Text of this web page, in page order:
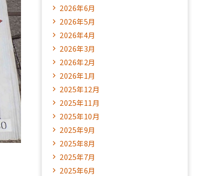
2026年6月
2026年5月
2026年4月
2026年3月
2026年2月
2026年1月
2025年12月
2025年11月
2025年10月
2025年9月
2025年8月
2025年7月
2025年6月